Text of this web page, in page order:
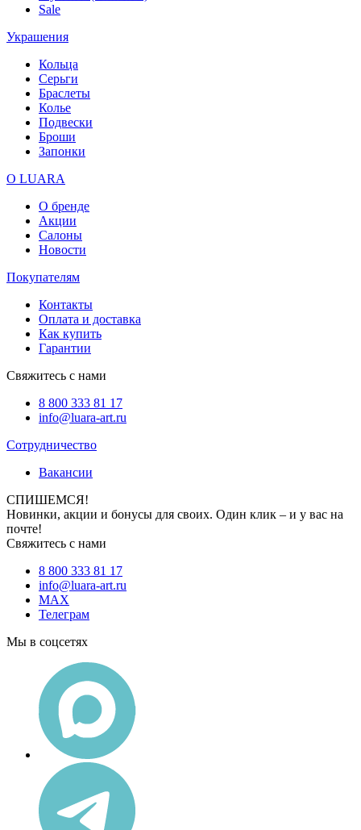
Sale
Украшения
Кольца
Серьги
Браслеты
Колье
Подвески
Броши
Запонки
О LUARA
О бренде
Акции
Салоны
Новости
Покупателям
Контакты
Оплата и доставка
Как купить
Гарантии
Свяжитесь с нами
8 800 333 81 17
info@luara-art.ru
Сотрудничество
Вакансии
СПИШЕМСЯ!
Новинки, акции и бонусы для своих. Один клик – и у вас на
почте!
Свяжитесь с нами
8 800 333 81 17
info@luara-art.ru
MAX
Телеграм
Мы в соцсетях